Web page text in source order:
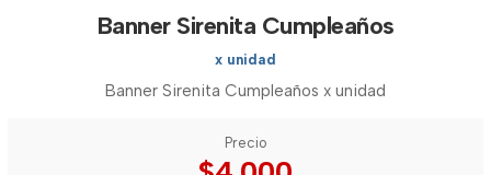
Banner Sirenita Cumpleaños
x unidad
Banner Sirenita Cumpleaños x unidad
Precio